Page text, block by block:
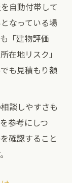
自動付帯して
なっている場
「建物評価
在地リスク」
も見積もり額
談しやすさも
参考にしつ
確認すること